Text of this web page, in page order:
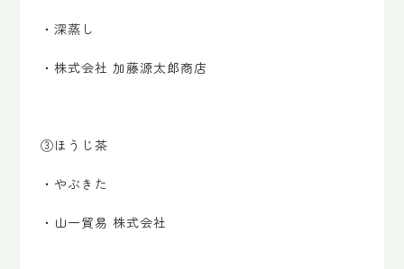
・深蒸し
・株式会社 加藤源太郎商店
③ほうじ茶
・やぶきた
・山一貿易 株式会社